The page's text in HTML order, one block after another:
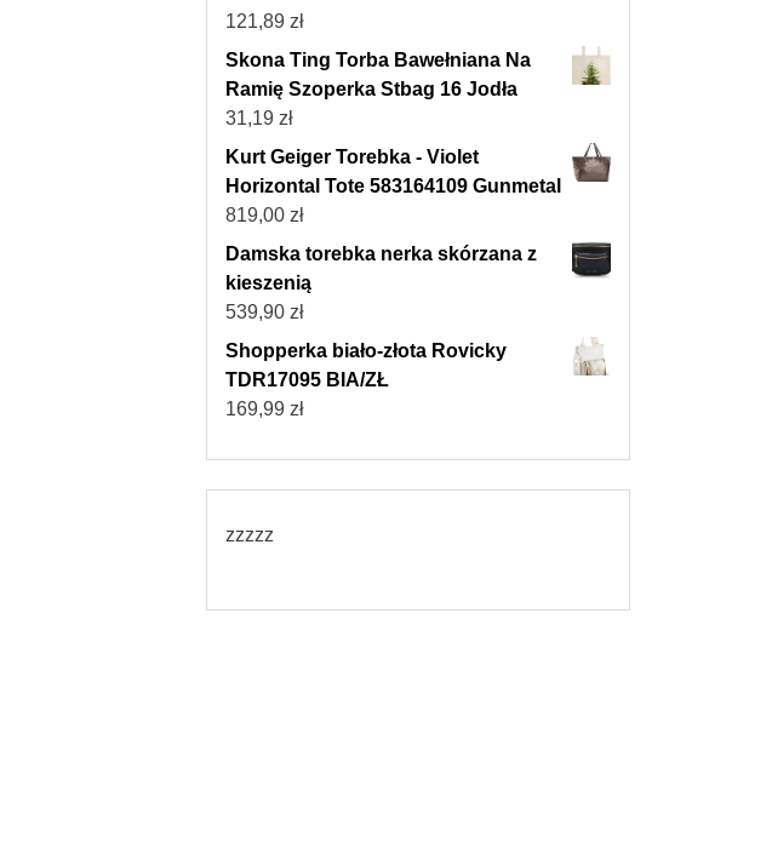
121,89 zł
Skona Ting Torba Bawełniana Na
Ramię Szoperka Stbag 16 Jodła
31,19 zł
Kurt Geiger Torebka - Violet
Horizontal Tote 583164109 Gunmetal
819,00 zł
Damska torebka nerka skórzana z
kieszenią
539,90 zł
Shopperka biało-złota Rovicky
TDR17095 BIA/ZŁ
169,99 zł
zzzzz